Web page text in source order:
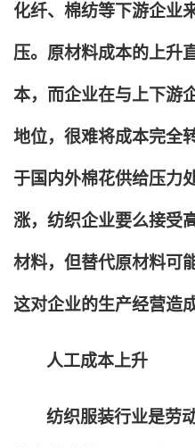
化纤、棉纺等下游企业
压。原材料成本的上升
本，而企业在与上下游
地位，很难将成本完全
于国内外棉花供给压力
涨，纺织企业要么接受
材料，但替代原材料可
这对企业的生产经营
人工成本上升
纺织服装行业是劳